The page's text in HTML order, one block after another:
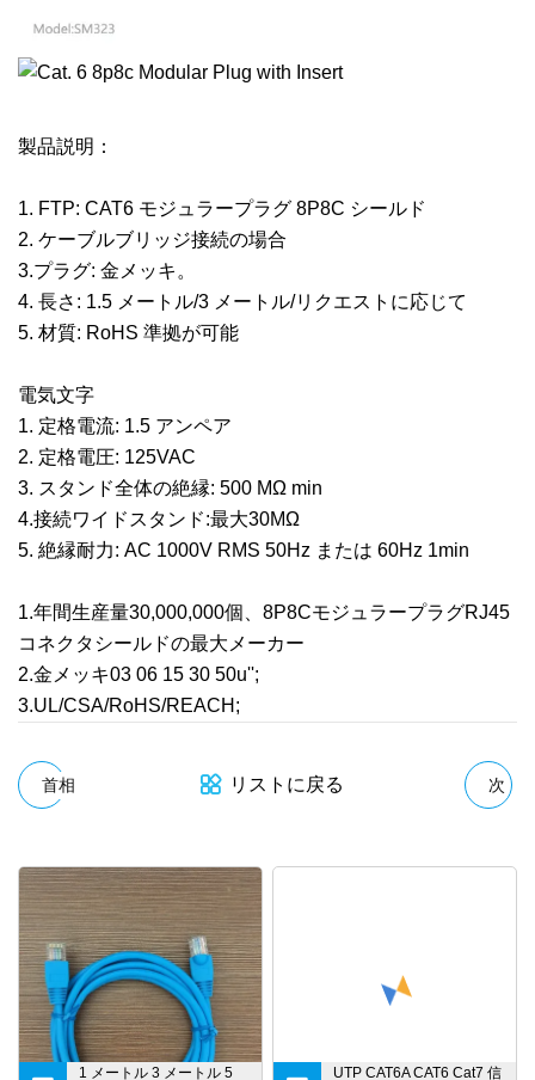
製品説明：
1. FTP: CAT6 モジュラープラグ 8P8C シールド
2. ケーブルブリッジ接続の場合
3.プラグ: 金メッキ。
4. 長さ: 1.5 メートル/3 メートル/リクエストに応じて
5. 材質: RoHS 準拠が可能
電気文字
1. 定格電流: 1.5 アンペア
2. 定格電圧: 125VAC
3. スタンド全体の絶縁: 500 MΩ min
4.接続ワイドスタンド:最大30MΩ
5. 絶縁耐力: AC 1000V RMS 50Hz または 60Hz 1min
1.年間生産量30,000,000個、8P8CモジュラープラグRJ45
コネクタシールドの最大メーカー
2.金メッキ03 06 15 30 50u'';
3.UL/CSA/RoHS/REACH;
首相 リストに戻る 次
1 メートル 3 メートル 5
UTP CAT6A CAT6 Cat7 信